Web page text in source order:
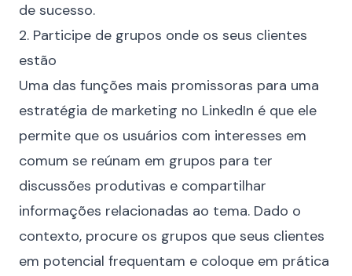
de sucesso.
2. Participe de grupos onde os seus clientes
estão
Uma das funções mais promissoras para uma
estratégia de marketing no LinkedIn é que ele
permite que os usuários com interesses em
comum se reúnam em grupos para ter
discussões produtivas e compartilhar
informações relacionadas ao tema. Dado o
contexto, procure os grupos que seus clientes
em potencial frequentam e coloque em prática